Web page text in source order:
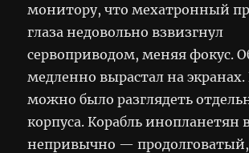
монитору, что мехатронный
глаза недовольно взвизгнул
сервоприводом, меняя фокус.
медленно вырастал на экранах.
можно было разглядеть
корпуса. Корабль инопланетян
непривычно — продолговатый,